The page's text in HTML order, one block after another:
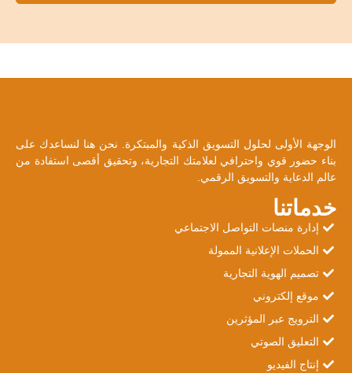
الوجهة الأولى لحلول التسويق الذكية والمبتكرة. نحن هنا لنساعدك على
بناء حضور قوي واحترافي لعلامتك التجارية، وتحقيق أقصى استفادة من
عالم الدعاية والتسويق الرقمي.
خدماتنا
إدارة منصات التواصل الاجتماعي
الحملات الإعلانية الممولة
تصميم الهوية التجارية
موقع إلكتروني
الترويج عبر المؤثرين
التعليق الصوتي
إنتاج الفيديو